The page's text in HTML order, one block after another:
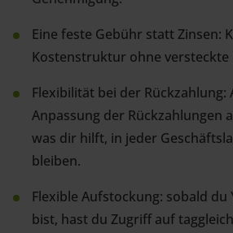
Eine feste Gebühr statt Zinsen:
Kostenstruktur ohne versteckte
Flexibilität bei der Rückzahlung:
Anpassung der Rückzahlungen
was dir hilft, in jeder
bleiben.
Flexible Aufstockung: sobald du
bist, hast du Zugriff auf